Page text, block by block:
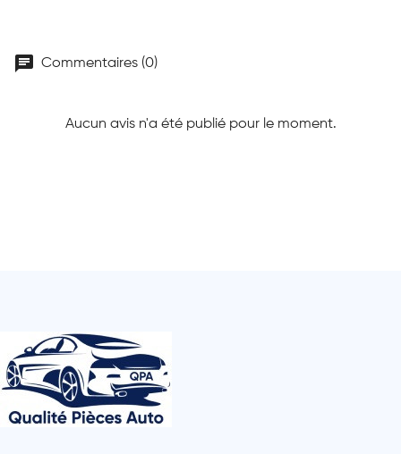
chat Commentaires (0)
Aucun avis n'a été publié pour le moment.